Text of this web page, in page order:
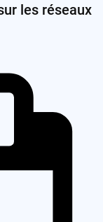
les réseaux